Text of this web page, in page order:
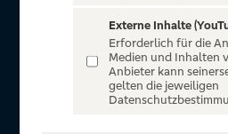
für alle Kunden der Volksbanken
unserem einzigartigen Portal
atemberaubende Konzerte,
Fußball-Bundesliga sowie die
Externe Inhalte
Erforderlich für die
Medien und Inhalten
Anbieter kann
gelten die jeweiligen